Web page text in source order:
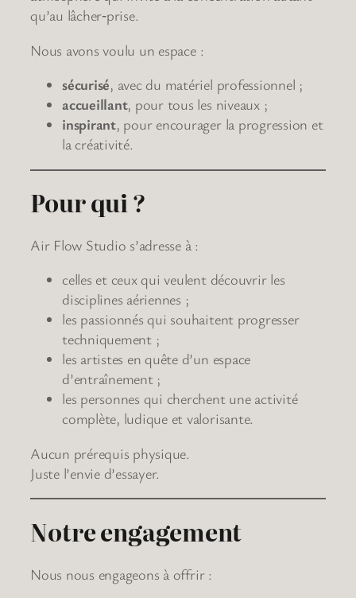
qu’au lâcher‑prise.
Nous avons voulu un espace :
sécurisé, avec du matériel professionnel ;
accueillant, pour tous les niveaux ;
inspirant, pour encourager la progression et
la créativité.
Pour qui ?
Air Flow Studio s’adresse à :
celles et ceux qui veulent découvrir les
disciplines aériennes ;
les passionnés qui souhaitent progresser
techniquement ;
les artistes en quête d’un espace
d’entraînement ;
les personnes qui cherchent une activité
complète, ludique et valorisante.
Aucun prérequis physique.
Juste l’envie d’essayer.
Notre engagement
Nous nous engageons à offrir :